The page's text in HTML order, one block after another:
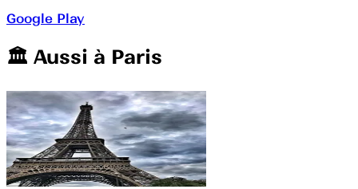
Google Play
🏛️️ Aussi à Paris